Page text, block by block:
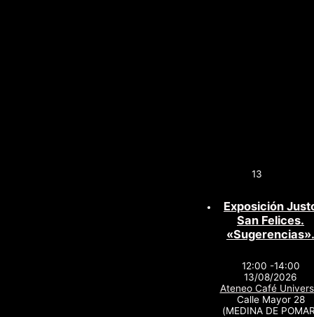
13
Exposición
San Felices.
«Sugerencias».
12:00 -14:00
13/08/2026
Ateneo Café
Calle Mayor 28
(MEDINA DE